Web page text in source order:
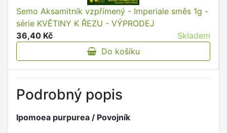
Semo Aksamitník vzpřímený - Imperiale směs 1g -
série KVĚTINY K ŘEZU - VÝPRODEJ
36,40 Kč
Skladem
Do košíku
Podrobný popis
Ipomoea purpurea / Povojník